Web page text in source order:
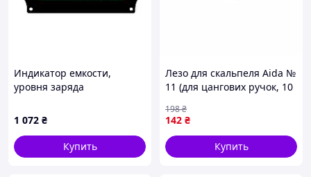
Индикатор емкости,
уровня заряда
ion и других
1 072 ₴
Купить
Лезо для скальпеля Aida №
11 (для цангових ручок, 10
142 ₴
198₴
Купить